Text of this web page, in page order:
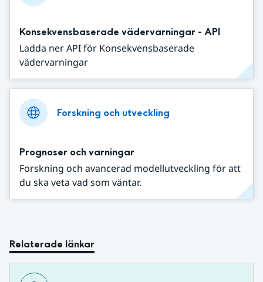
Konsekvensbaserade vädervarningar - API
Ladda ner API för Konsekvensbaserade
vädervarningar
Forskning och utveckling
Prognoser och varningar
Forskning och avancerad modellutveckling för att
du ska veta vad som väntar.
Relaterade länkar